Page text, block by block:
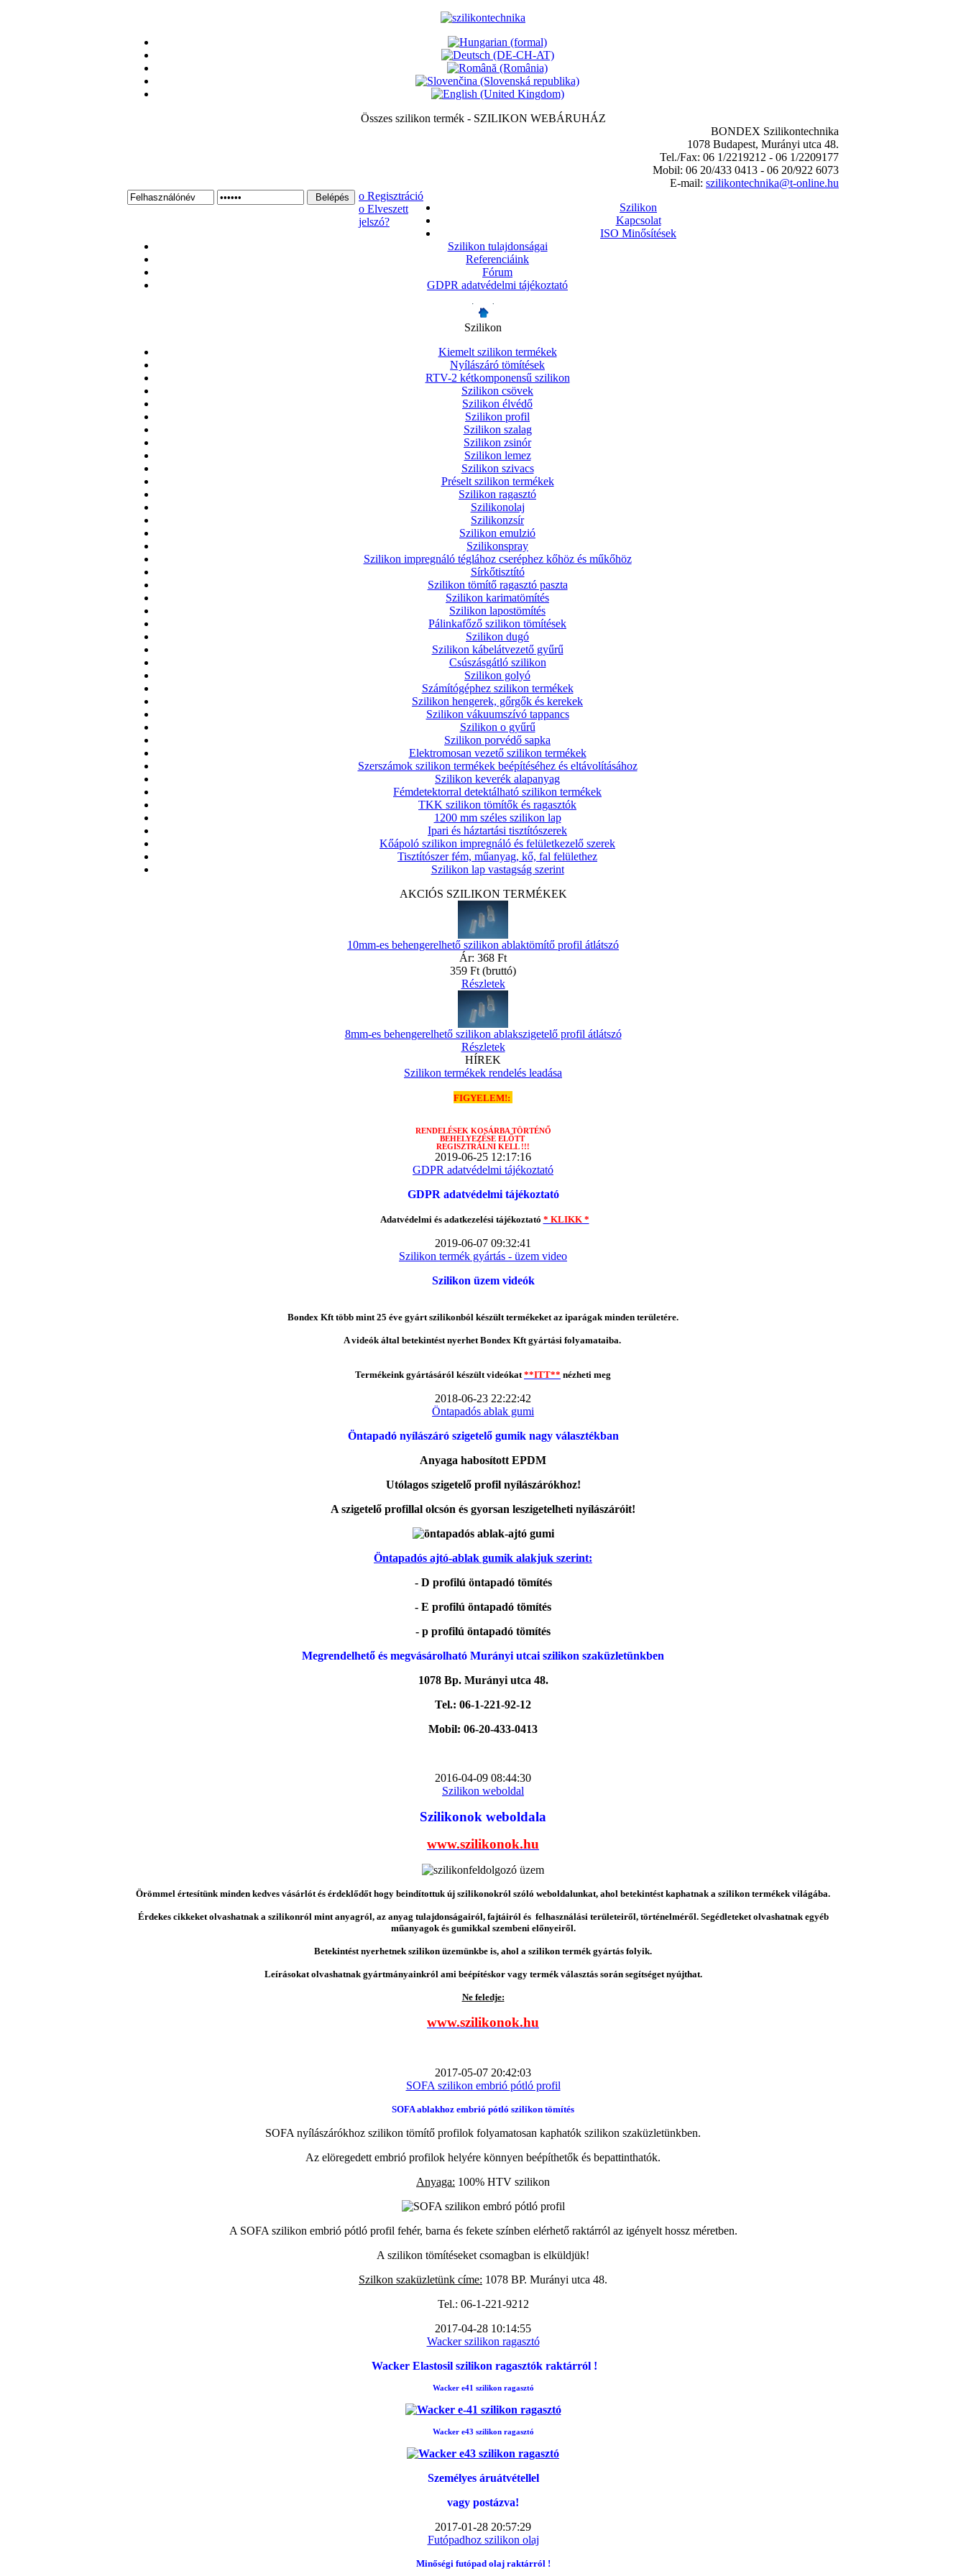
Összes szilikon termék - SZILIKON WEBÁRUHÁZ
BONDEX Szilikontechnika
1078 Budapest, Murányi utca 48.
Tel./Fax: 06 1/2219212 - 06 1/2209177
Mobil: 06 20/433 0413 - 06 20/922 6073
E-mail: szilikontechnika@t-online.hu
ο Regisztráció
ο Elveszett
jelszó?
Szilikon
Kapcsolat
ISO Minősítések
Szilikon tulajdonságai
Referenciáink
Fórum
GDPR adatvédelmi tájékoztató
Szilikon
Kiemelt szilikon termékek
Nyílászáró tömítések
RTV-2 kétkomponensű szilikon
Szilikon csövek
Szilikon élvédő
Szilikon profil
Szilikon szalag
Szilikon zsinór
Szilikon lemez
Szilikon szivacs
Préselt szilikon termékek
Szilikon ragasztó
Szilikonolaj
Szilikonzsír
Szilikon emulzió
Szilikonspray
Szilikon impregnáló téglához cseréphez kőhöz és műkőhöz
Sírkőtisztító
Szilikon tömítő ragasztó paszta
Szilikon karimatömítés
Szilikon lapostömítés
Pálinkafőző szilikon tömítések
Szilikon dugó
Szilikon kábelátvezető gyűrű
Csúszásgátló szilikon
Szilikon golyó
Számítógéphez szilikon termékek
Szilikon hengerek, gőrgők és kerekek
Szilikon vákuumszívó tappancs
Szilikon o gyűrű
Szilikon porvédő sapka
Elektromosan vezető szilikon termékek
Szerszámok szilikon termékek beépítéséhez és eltávolításához
Szilikon keverék alapanyag
Fémdetektorral detektálható szilikon termékek
TKK szilikon tömítők és ragasztók
1200 mm széles szilikon lap
Ipari és háztartási tisztítószerek
Kőápoló szilikon impregnáló és felületkezelő szerek
Tisztítószer fém, műanyag, kő, fal felülethez
Szilikon lap vastagság szerint
AKCIÓS SZILIKON TERMÉKEK
10mm-es behengerelhető szilikon ablaktömítő profil átlátszó
Ár: 368 Ft
359 Ft (bruttó)
Részletek
8mm-es behengerelhető szilikon ablakszigetelő profil átlátszó
Részletek
HÍREK
Szilikon termékek rendelés leadása
FIGYELEM!:
RENDELÉSEK KOSÁRBA TÖRTÉNŐ
BEHELYEZÉSE ELŐTT
REGISZTRÁLNI KELL !!!
2019-06-25 12:17:16
GDPR adatvédelmi tájékoztató
GDPR adatvédelmi tájékoztató
Adatvédelmi és adatkezelési tájékoztató * KLIKK *
2019-06-07 09:32:41
Szilikon termék gyártás - üzem video
Szilikon üzem videók
Bondex Kft több mint 25 éve gyárt szilikonból készült termékeket az iparágak minden területére.
A videók által betekintést nyerhet Bondex Kft gyártási folyamataiba.
Termékeink gyártásáról készült videókat**ITT** nézheti meg
2018-06-23 22:22:42
Öntapadós ablak gumi
Öntapadó nyílászáró szigetelő gumik nagy választékban
Anyaga habosított EPDM
Utólagos szigetelő profil nyílászárókhoz!
A szigetelő profillal olcsón és gyorsan leszigetelheti nyílászáróit!
Öntapadós ajtó-ablak gumik alakjuk szerint:
- D profilú öntapadó tömítés
- E profilú öntapadó tömítés
- p profilú öntapadó tömítés
Megrendelhető és megvásárolható Murányi utcai szilikon szaküzletünkben
1078 Bp. Murányi utca 48.
Tel.: 06-1-221-92-12
Mobil: 06-20-433-0413
2016-04-09 08:44:30
Szilikon weboldal
Szilikonok weboldala
www.szilikonok.hu
Örömmel értesítünk minden kedves vásárlót és érdeklődőt hogy beindítottuk új szilikonokról szóló weboldalunkat, ahol betekintést kaphatnak a szilikon termékek világába.
Érdekes cikkeket olvashatnak a szilikonról mint anyagról, az anyag tulajdonságairól, fajtáiról és felhasználási területeiről, történelméről. Segédleteket olvashatnak egyéb
műanyagok és gumikkal szembeni előnyeiről.
Betekintést nyerhetnek szilikon üzemünkbe is, ahol a szilikon termék gyártás folyik.
Leírásokat olvashatnak gyártmányainkról ami beépítéskor vagy termék választás során segítséget nyújthat.
Ne feledje:
www.szilikonok.hu
2017-05-07 20:42:03
SOFA szilikon embrió pótló profil
SOFA ablakhoz embrió pótló szilikon tömítés
SOFA nyílászárókhoz szilikon tömítő profilok folyamatosan kaphatók szilikon szaküzletünkben.
Az elöregedett embrió profilok helyére könnyen beépíthetők és bepattinthatók.
Anyaga: 100% HTV szilikon
A SOFA szilikon embrió pótló profil fehér, barna és fekete színben elérhető raktárról az igényelt hossz méretben.
A szilikon tömítéseket csomagban is elküldjük!
Szilkon szaküzletünk címe: 1078 BP. Murányi utca 48.
Tel.: 06-1-221-9212
2017-04-28 10:14:55
Wacker szilikon ragasztó
Wacker Elastosil szilikon ragasztók raktárról !
Wacker e41 szilikon ragasztó
Wacker e43 szilikon ragasztó
Személyes áruátvétellel
vagy postázva!
2017-01-28 20:57:29
Futópadhoz szilikon olaj
Minőségi futópad olaj raktárról !